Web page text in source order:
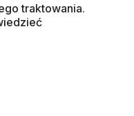
traktowania.